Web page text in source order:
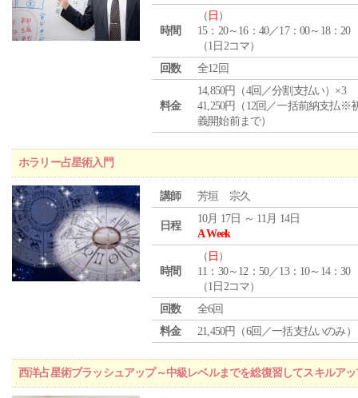
時間
（ 日 ）
15：20～16：40／17：00～18：20
（1日2コマ）
回数
全12回
料金
14,850円（4回／分割支払い）×3
41,250円（12回／一括前納支払※
義開始前まで）
ホラリー占星術入門
講師 芳垣 宗久
日程
10月 17日 ～ 11月 14日
A Week
時間
（ 日 ）
11：30～12：50／13：10～14：30
（1日2コマ）
回数
全6回
料金
21,450円（6回／一括支払いのみ）
西洋占星術ブラッシュアップ～中級レベルまでを総復習してスキルア